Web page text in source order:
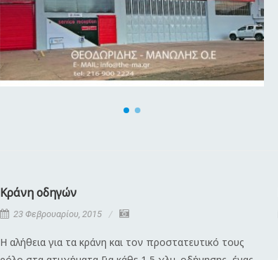
Κράνη οδηγών
23 Φεβρουαρίου, 2015
Η αλήθεια για τα κράνη και τον προστατευτικό τους